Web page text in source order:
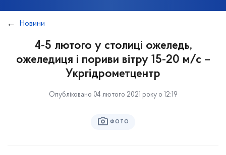
Новини
4-5 лютого у столиці ожеледь,
ожеледиця і пориви вітру 15-20 м/с –
Укргідрометцентр
Опубліковано 04 лютого 2021 року о 12:19
ФОТО